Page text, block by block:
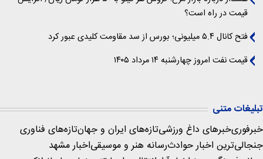
قیمت در راه است؟
فتح کانال ۵.۴ میلیونی؛ بورس از سد مقاومت کلیدی عبور کرد
قیمت نفت امروز چهارشنبه ۱۴ مرداد ۱۴۰۵
تبلیغات متنی
خبرفوریخبرهای داغ ورزشیتازه‌های ایران و جهانتازه‌های فناوری
جنجالی‌ترین اخبار حوادثرسانه هنر و موسیقیاخبار مشهد